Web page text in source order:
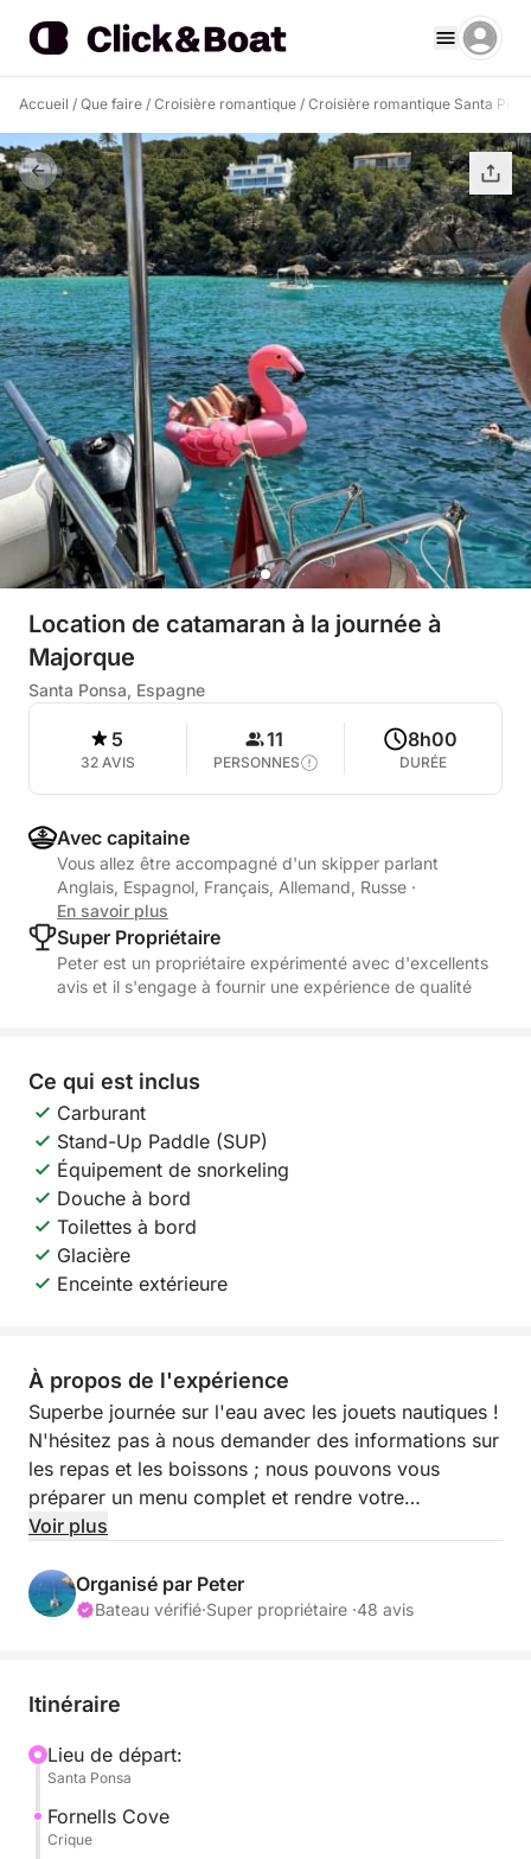
Accueil / Que faire / Croisière romantique / Croisière romantique Santa
Location de catamaran à la journée à
Majorque
Santa Ponsa, Espagne
5
32 AVIS
11
PERSONNES
8h00
DURÉE
Avec capitaine
Vous allez être accompagné d'un skipper parlant
Anglais, Espagnol, Français, Allemand, Russe ·
En savoir plus
Super Propriétaire
Peter est un propriétaire expérimenté avec d'excellents
avis et il s'engage à fournir une expérience de qualité
Ce qui est inclus
Carburant
Stand-Up Paddle (SUP)
Équipement de snorkeling
Douche à bord
Toilettes à bord
Glacière
Enceinte extérieure
À propos de l'expérience
Superbe journée sur l'eau avec les jouets nautiques !
N'hésitez pas à nous demander des informations sur
les repas et les boissons ; nous pouvons vous
préparer un menu complet et rendre votre
expérience inoubliable.
Voir plus
Organisé par Peter
Bateau vérifié·Super propriétaire ·48 avis
Itinéraire
Lieu de départ:
Santa Ponsa
Fornells Cove
Crique